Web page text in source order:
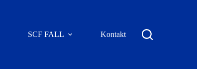
SCF FALL Kontakt